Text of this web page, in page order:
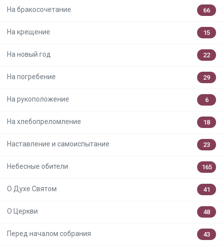
На бракосочетание 66
На крещение 15
На новый год 22
На погребение 29
На рукоположение 6
На хлебопреломление 18
Наставление и самоиспытание 23
Небесные обители 165
О Духе Святом 41
О Церкви 48
Перед началом собрания 43